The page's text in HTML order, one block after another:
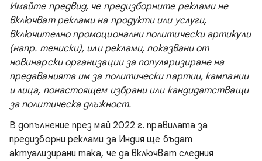
Имайте предвид, че предизборните реклами не
включват реклами на продукти или услуги,
включително промоционални политически артикули
(напр. тениски), или реклами, показвани от
новинарски организации за популяризиране на
предаванията им за политически партии, кампании
и лица, понастоящем избрани или кандидатстващи
за политическа длъжност.
В допълнение през май 2022 г. правилата за
предизборни реклами за Индия ще бъдат
актуализирани така, че да включват следния